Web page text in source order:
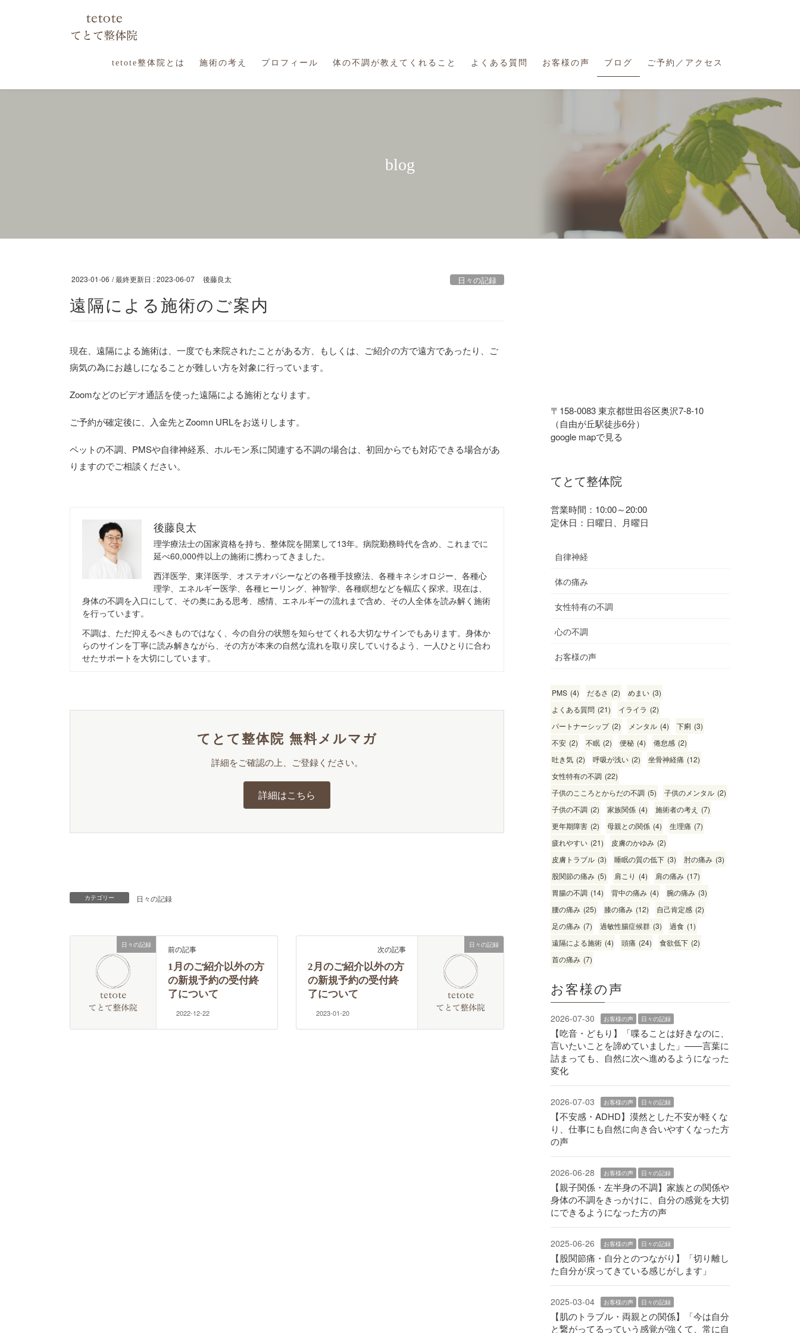
tetote整体院とは 施術の考え プロフィール 体の不調が教えてくれること よくある質問 お客様の声 ブログ ご予約／アクセス
blog
2023-01-06 / 最終更新日 :2023-06-07 後藤良太 日々の記録
遠隔による施術のご案内
現在、遠隔による施術は、一度でも来院されたことがある方、もしくは、ご紹介の方で遠方であったり、ご
病気の為にお越しになることが難しい方を対象に行っています。
Zoomなどのビデオ通話を使った遠隔による施術となります。
ご予約が確定後に、入金先とZoomn URLをお送りします。
ペットの不調、PMSや自律神経系、ホルモン系に関連する不調の場合は、初回からでも対応できる場合があ
りますのでご相談ください。
後藤良太
理学療法士の国家資格を持ち、整体院を開業して13年。病院勤務時代を含め、これまでに
延べ60,000件以上の施術に携わってきました。
西洋医学、東洋医学、オステオパシーなどの各種手技療法、各種キネシオロジー、各種心
理学、エネルギー医学、各種ヒーリング、神智学、各種瞑想などを幅広く探求。現在は、
身体の不調を入口にして、その奥にある思考、感情、エネルギーの流れまで含め、その人全体を読み解く施術
を行っています。
不調は、ただ抑えるべきものではなく、今の自分の状態を知らせてくれる大切なサインでもあります。身体か
らのサインを丁寧に読み解きながら、その方が本来の自然な流れを取り戻していけるよう、一人ひとりに合わ
せたサポートを大切にしています。
てとて整体院 無料メルマガ
詳細をご確認の上、ご登録ください。
詳細はこちら
カテゴリー 日々の記録
日々の記録 前の記事
1月のご紹介以外の方
の新規予約の受付終
了について
2022-12-22
日々の記録
次の記事
2月のご紹介以外の方
の新規予約の受付終
了について
2023-01-20
〒158-0083 東京都世田谷区奥沢7-8-10
（自由が丘駅徒歩6分）
google mapで見る
てとて整体院
営業時間：10:00～20:00
定休日：日曜日、月曜日
自律神経
体の痛み
女性特有の不調
心の不調
お客様の声
PMS (4) だるさ (2) めまい (3)
よくある質問 (21) イライラ (2)
パートナーシップ (2) メンタル (4) 下痢 (3)
不安 (2) 不眠 (2) 便秘 (4) 倦怠感 (2)
吐き気 (2) 呼吸が浅い (2) 坐骨神経痛 (12)
女性特有の不調 (22)
子供のこころとからだの不調 (5) 子供のメンタル (2)
子供の不調 (2) 家族関係 (4) 施術者の考え (7)
更年期障害 (2) 母親との関係 (4) 生理痛 (7)
疲れやすい (21) 皮膚のかゆみ (2)
皮膚トラブル (3) 睡眠の質の低下 (3) 肘の痛み (3)
股関節の痛み (5) 肩こり (4) 肩の痛み (17)
胃腸の不調 (14) 背中の痛み (4) 腕の痛み (3)
腰の痛み (25) 膝の痛み (12) 自己肯定感 (2)
足の痛み (7) 過敏性腸症候群 (3) 過食 (1)
遠隔による施術 (4) 頭痛 (24) 食欲低下 (2)
首の痛み (7)
お客様の声
2026-07-30 お客様の声 日々の記録
【吃音・どもり】「喋ることは好きなのに、
言いたいことを諦めていました」——言葉に
詰まっても、自然に次へ進めるようになった
変化
2026-07-03 お客様の声 日々の記録
【不安感・ADHD】漠然とした不安が軽くな
り、仕事にも自然に向き合いやすくなった方
の声
2026-06-28 お客様の声 日々の記録
【親子関係・左半身の不調】家族との関係や
身体の不調をきっかけに、自分の感覚を大切
にできるようになった方の声
2025-06-26 お客様の声 日々の記録
【股関節痛・自分とのつながり】「切り離し
た自分が戻ってきている感じがします」
2025-03-04 お客様の声 日々の記録
【肌のトラブル・両親との関係】「今は自分
と繋がってるっていう感覚が強くて、常に自